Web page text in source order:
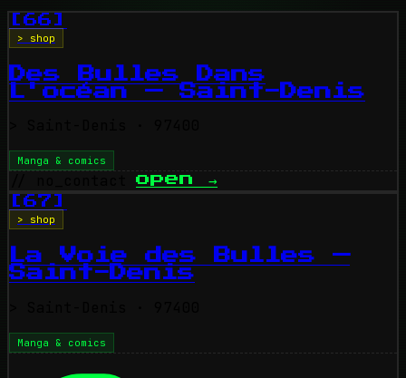
[66]
> shop
Des Bulles Dans
L'océan — Saint-Denis
Manga & comics
open →
[67]
> shop
La Voie des Bulles —
Saint-Denis
Manga & comics